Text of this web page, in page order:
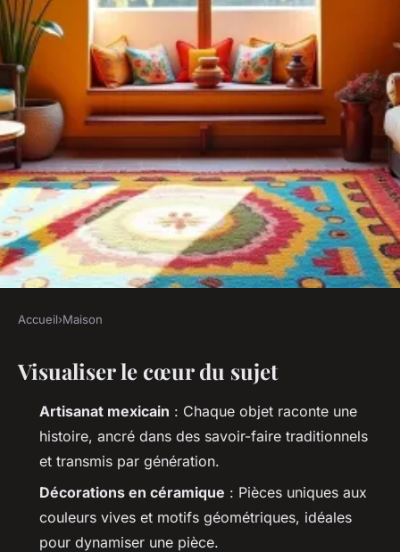
Décoration mexicaine : idées
pour créer une ambiance
festive
08/07/2026 10:05
Accueil›Maison
Visualiser le cœur du sujet
Artisanat mexicain : Chaque objet raconte une
histoire, ancré dans des savoir-faire traditionnels
et transmis par génération.
Décorations en céramique : Pièces uniques aux
couleurs vives et motifs géométriques, idéales
pour dynamiser une pièce.